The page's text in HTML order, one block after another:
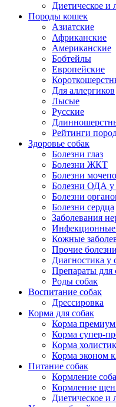
Диетическое и
Породы кошек
Азиатские
Африканские
Американские
Бобтейлы
Европейские
Для аллергиков
Лысые
Русские
Рейтинги
Здоровье собак
Болезни глаз
Болезни ЖКТ
Болезни
Болезни ОДА у
Болезни
Болезни сердца
Заболевания
Инфекционные
Кожные
Прочие болезни
Диагностика у
Препараты для
Роды собак
Воспитание собак
Дрессировка
Корма для собак
Корма премиум
Корма супер-
Корма
Корма эконом
Питание собак
Кормление
Кормление
Диетическое и